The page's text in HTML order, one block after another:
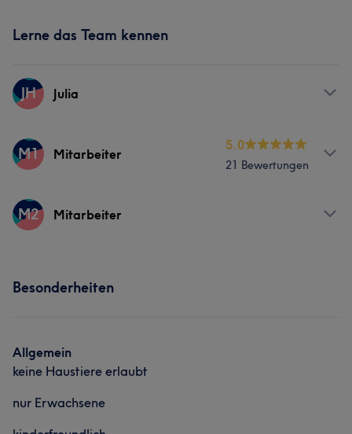
Lerne das Team kennen
JH Julia
Services
M1 Mitarbeiter
5.0
21 Bewertungen
Services
M2 Mitarbeiter
Besonderheiten
Allgemein
keine Haustiere erlaubt
nur Erwachsene